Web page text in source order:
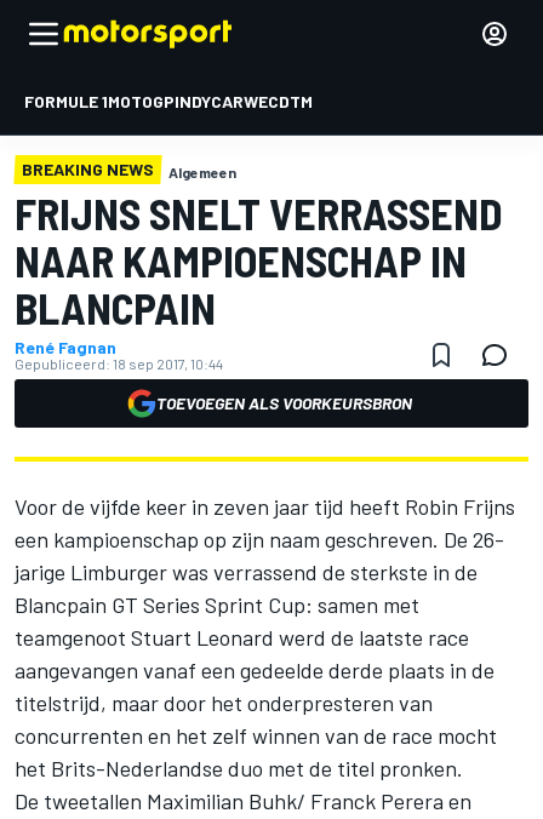
FORMULE 1MOTOGPINDYCARWECDTM
BREAKING NEWS Algemeen
FRIJNS SNELT VERRASSEND
NAAR KAMPIOENSCHAP IN
BLANCPAIN
René Fagnan
Gepubliceerd: 18 sep 2017, 10:44
TOEVOEGEN ALS VOORKEURSBRON
Voor de vijfde keer in zeven jaar tijd heeft Robin Frijns
een kampioenschap op zijn naam geschreven. De 26-
jarige Limburger was verrassend de sterkste in de
Blancpain GT Series Sprint Cup: samen met
teamgenoot Stuart Leonard werd de laatste race
aangevangen vanaf een gedeelde derde plaats in de
titelstrijd, maar door het onderpresteren van
concurrenten en het zelf winnen van de race mocht
het Brits-Nederlandse duo met de titel pronken.
De tweetallen Maximilian Buhk/ Franck Perera en